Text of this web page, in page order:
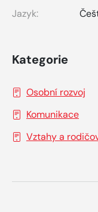
Jazyk:
Kategorie
Osobní rozvoj
Komunikace
Vztahy a